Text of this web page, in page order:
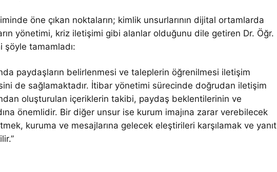
öne çıkan noktaların; kimlik unsurlarının dijital ortamlarda
yönetimi, kriz iletişimi gibi alanlar olduğunu dile getiren Dr. Öğr.
şöyle tamamladı:
paydaşların belirlenmesi ve taleplerin öğrenilmesi iletişim
de sağlamaktadır. İtibar yönetimi sürecinde doğrudan iletişim
oluşturulan içeriklerin takibi, paydaş beklentilerinin ve
önemlidir. Bir diğer unsur ise kurum imajına zarar verebilecek
kuruma ve mesajlarına gelecek eleştirileri karşılamak ve yanıt